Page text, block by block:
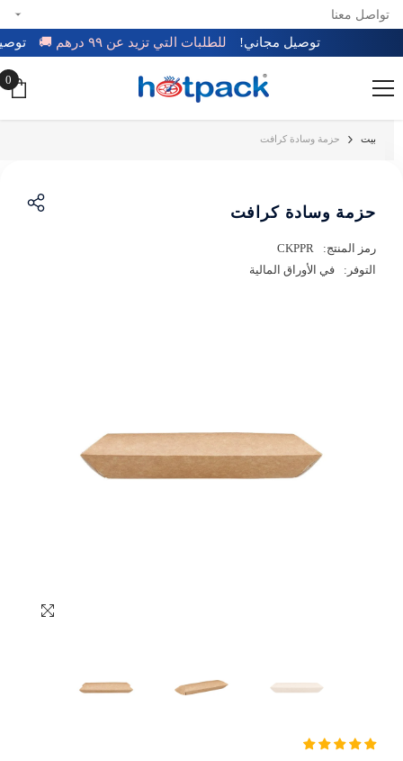
تخطي إلى المحتوى
تواصل معنا
توصيل مجاني! للطلبات التي تزيد عن ٩٩ درهم 🚚
0
0
بيت حزمة وسادة كرافت
حزمة وسادة كرافت
رمز المنتج:
CKPPR
التوفر:
في الأوراق المالية